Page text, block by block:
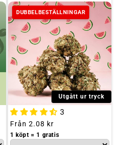
DUBBELBESTÄLLNINGAR
Utgått ur tryck
3
Ordinarie
pris
Från 2.08 kr
1 köpt = 1 gratis